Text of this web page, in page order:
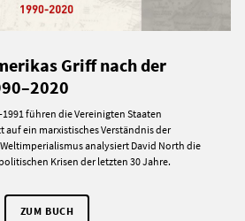
Griff nach der
führen die Vereinigten Staaten
ein marxistisches Verständnis der
analysiert David North die
Krisen der letzten 30 Jahre.
ZUM BUCH